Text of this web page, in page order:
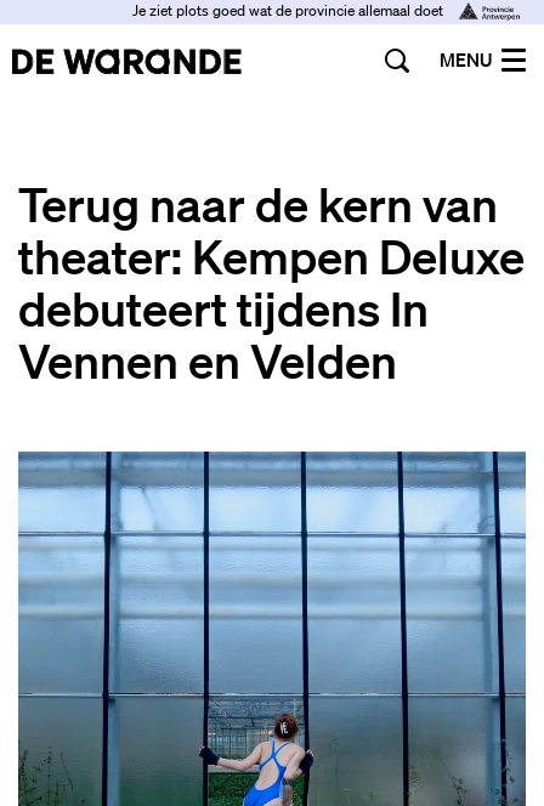
Je ziet plots goed wat de provincie allemaal doet
MENU
Terug naar de kern van
theater: Kempen Deluxe
debuteert tijdens In
Vennen en Velden